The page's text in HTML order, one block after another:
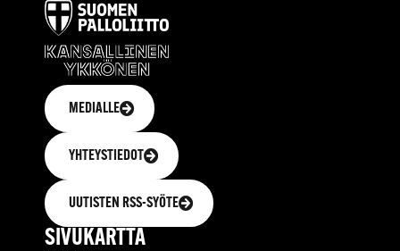
MEDIALLE
YHTEYSTIEDOT
UUTISTEN RSS-SYÖTE
SIVUKARTTA